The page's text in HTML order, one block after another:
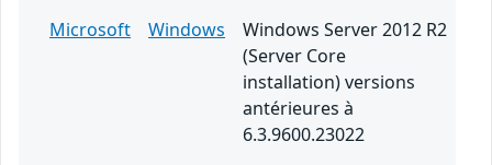
Microsoft
Windows
Windows Server 2012 R2
(Server Core
installation) versions
antérieures à
6.3.9600.23022